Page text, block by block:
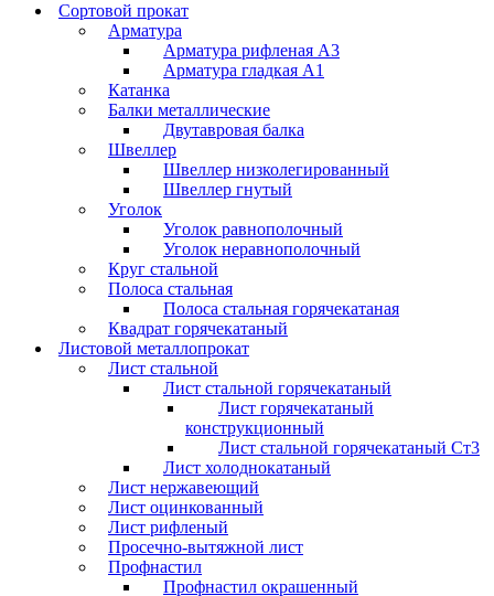
Сортовой прокат
Арматура
Арматура рифленая А3
Арматура гладкая А1
Катанка
Балки металлические
Двутавровая балка
Швеллер
Швеллер низколегированный
Швеллер гнутый
Уголок
Уголок равнополочный
Уголок неравнополочный
Круг стальной
Полоса стальная
Полоса стальная горячекатаная
Квадрат горячекатаный
Листовой металлопрокат
Лист стальной
Лист стальной горячекатаный
Лист горячекатаный
конструкционный
Лист стальной горячекатаный Ст3
Лист холоднокатаный
Лист нержавеющий
Лист оцинкованный
Лист рифленый
Просечно-вытяжной лист
Профнастил
Профнастил окрашенный